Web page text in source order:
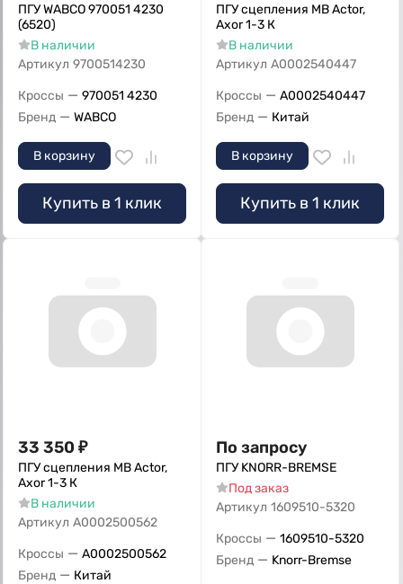
ПГУ WABCO 970051 4230
(6520)
В наличии
Артикул 9700514230
Кроссы — 970051 4230
Бренд — WABCO
В корзину
Купить в 1 клик
ПГУ сцепления MB Actor,
Axor 1-3 К
В наличии
Артикул A0002540447
Кроссы — A0002540447
Бренд — Китай
В корзину
Купить в 1 клик
33 350 ₽
ПГУ сцепления MB Actor,
Axor 1-3 К
В наличии
Артикул A0002500562
Кроссы — A0002500562
Бренд — Китай
По запросу
ПГУ KNORR-BREMSE
Под заказ
Артикул 1609510-5320
Кроссы — 1609510-5320
Бренд — Knorr-Bremse